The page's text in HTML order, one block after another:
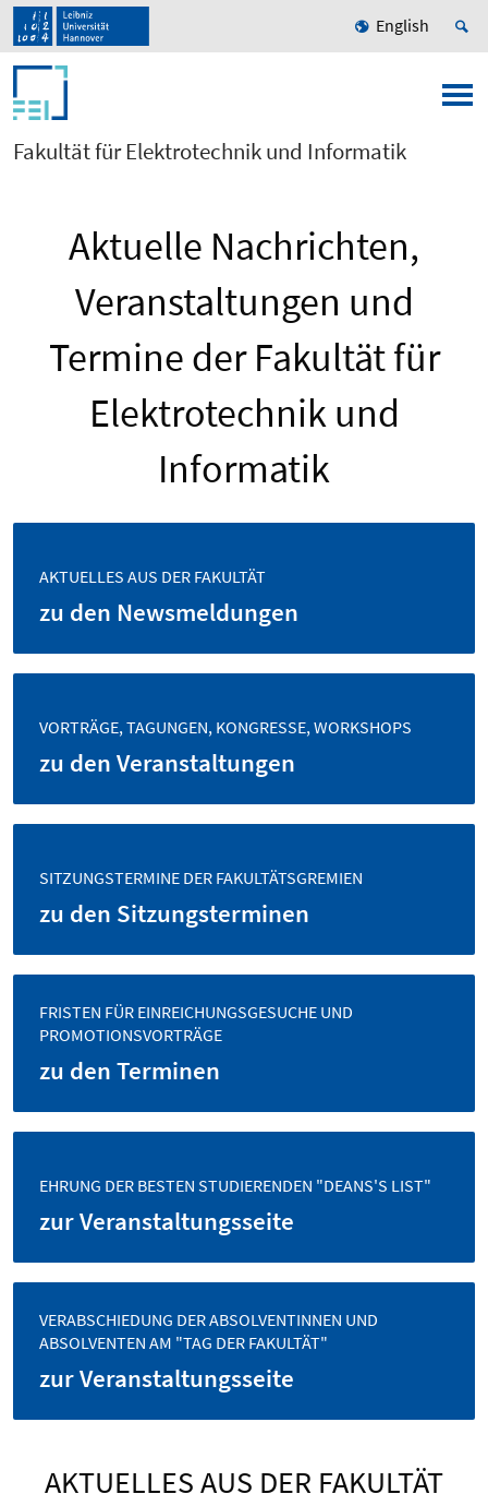
English
Fakultät für Elektrotechnik und Informatik
Aktuelle Nachrichten,
Veranstaltungen und
Termine der Fakultät für
Elektrotechnik und
Informatik
AKTUELLES AUS DER FAKULTÄT
zu den Newsmeldungen
VORTRÄGE, TAGUNGEN, KONGRESSE, WORKSHOPS
zu den Veranstaltungen
SITZUNGSTERMINE DER FAKULTÄTSGREMIEN
zu den Sitzungsterminen
FRISTEN FÜR EINREICHUNGSGESUCHE UND
PROMOTIONSVORTRÄGE
zu den Terminen
EHRUNG DER BESTEN STUDIERENDEN "DEANS'S LIST"
zur Veranstaltungsseite
VERABSCHIEDUNG DER ABSOLVENTINNEN UND
ABSOLVENTEN AM "TAG DER FAKULTÄT"
zur Veranstaltungsseite
AKTUELLES AUS DER FAKULTÄT